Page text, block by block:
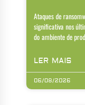
Ataques de
significativa nos
do ambiente de
LER MAIS
06/08/2026